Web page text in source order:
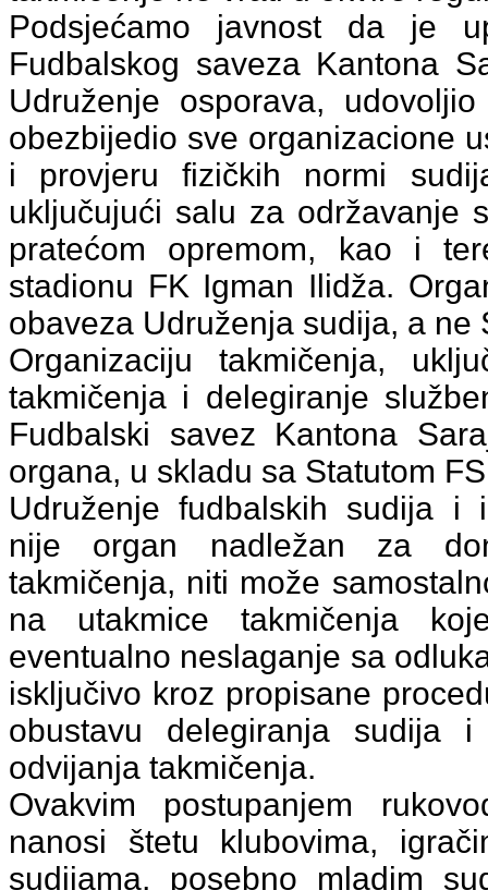
Podsjećamo javnost da je
Fudbalskog saveza Kantona
Udruženje osporava,
obezbijedio sve organizacione
i provjeru fizičkih normi
uključujući salu za održavanje
pratećom opremom, kao i
stadionu FK Igman Ilidža.
obaveza Udruženja sudija, a ne
Organizaciju takmičenja,
takmičenja i delegiranje
Fudbalski savez Kantona
organa, u skladu sa Statutom
Udruženje fudbalskih sudija i
nije organ nadležan za
takmičenja, niti može
na utakmice takmičenja
eventualno neslaganje sa
isključivo kroz propisane
obustavu delegiranja sudija
odvijanja takmičenja.
Ovakvim postupanjem
nanosi štetu klubovima,
sudijama, posebno mladim